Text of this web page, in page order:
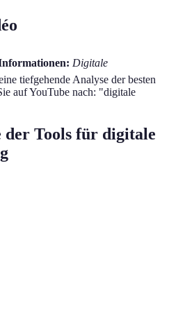
Digitale
tiefgehende Analyse der besten
auf YouTube nach: "digitale
der Tools für digitale